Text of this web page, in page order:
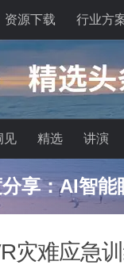
资源下载 行业方
见 精选 讲演
享：AI智能
灾难应急